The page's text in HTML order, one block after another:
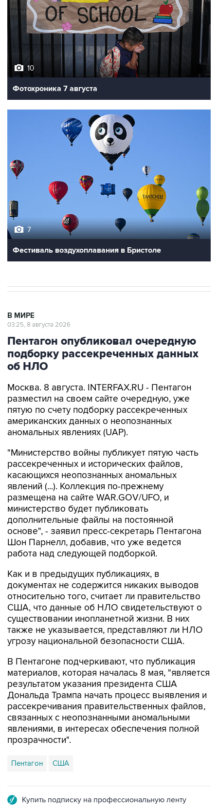
10
Фотохроника 7 августа
7
Фестиваль воздухоплавания в Бристоле
В МИРЕ
03:25, 8 августа 2026
Пентагон опубликовал очередную
подборку рассекреченных данных
об НЛО
Москва. 8 августа. INTERFAX.RU - Пентагон
разместил на своем сайте очередную, уже
пятую по счету подборку рассекреченных
американских данных о неопознанных
аномальных явлениях (UAP).
"Министерство войны публикует пятую часть
рассекреченных и исторических файлов,
касающихся неопознанных аномальных
явлений (...). Коллекция по-прежнему
размещена на сайте WAR.GOV/UFO, и
министерство будет публиковать
дополнительные файлы на постоянной
основе", - заявил пресс-секретарь Пентагона
Шон Парнелл, добавив, что уже ведется
работа над следующей подборкой.
Как и в предыдущих публикациях, в
документах не содержится никаких выводов
относительно того, считает ли правительство
США, что данные об НЛО свидетельствуют о
существовании инопланетной жизни. В них
также не указывается, представляют ли НЛО
угрозу национальной безопасности США.
В Пентагоне подчеркивают, что публикация
материалов, которая началась 8 мая, "является
результатом указания президента США
Дональда Трампа начать процесс выявления и
рассекречивания правительственных файлов,
связанных с неопознанными аномальными
явлениями, в интересах обеспечения полной
прозрачности".
Пентагон США
Купить подписку на профессиональную ленту